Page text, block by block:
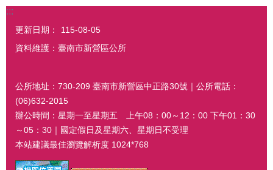
:::
更新日期：
115-08-05
資料維護：臺南市新營區公所
公所地址：730-209 臺南市新營區中正路30號｜公所電話：
(06)632-2015
辦公時間：星期一至星期五 上午08：00～12：00 下午01：30
～05：30｜國定假日及星期六、星期日不受理
本站建議最佳瀏覽解析度 1024*768